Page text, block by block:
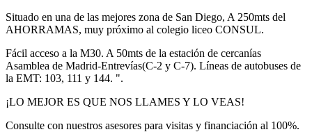
Situado en una de las mejores zona de San Diego, A 250mts del
AHORRAMAS, muy próximo al colegio liceo CONSUL.
Fácil acceso a la M30. A 50mts de la estación de cercanías
Asamblea de Madrid-Entrevías(C-2 y C-7). Líneas de autobuses de
la EMT: 103, 111 y 144. ".
¡LO MEJOR ES QUE NOS LLAMES Y LO VEAS!
Consulte con nuestros asesores para visitas y financiación al 100%.